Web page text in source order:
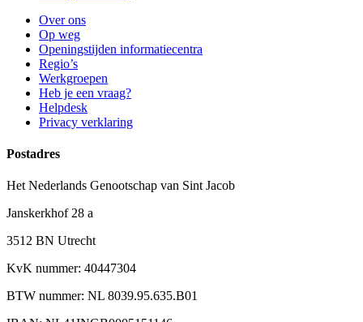
Over ons
Op weg
Openingstijden informatiecentra
Regio’s
Werkgroepen
Heb je een vraag?
Helpdesk
Privacy verklaring
Postadres
Het Nederlands Genootschap van Sint Jacob
Janskerkhof 28 a
3512 BN Utrecht
KvK nummer: 40447304
BTW nummer: NL 8039.95.635.B01